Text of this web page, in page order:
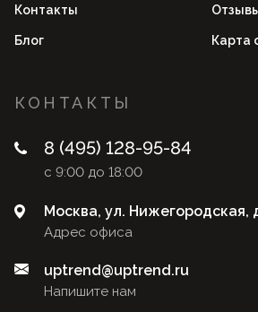
Контакты
Блог Карта
КОНТАКТЫ
8 (495) 128-95-84
с 9:00 до 18:00
Адрес офиса
Москва, ул. Нижегородская,
Напишите нам
uptrend@uptrend.ru